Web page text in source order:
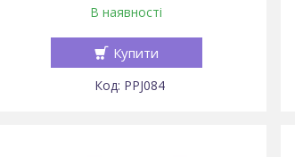
В наявності
Купити
PPJ084